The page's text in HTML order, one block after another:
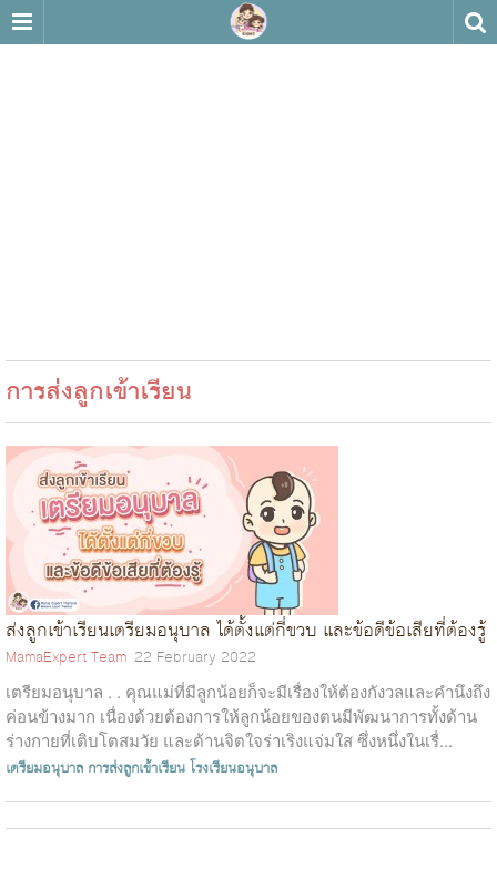
การส่งลูกเข้าเรียน
ส่งลูกเข้าเรียนเตรียมอนุบาล ได้ตั้งแต่กี่ขวบ และข้อดีข้อเสียที่ต้องรู้
MamaExpert Team 22 February 2022
เตรียมอนุบาล . . คุณแม่ที่มีลูกน้อยก็จะมีเรื่องให้ต้องกังวลและคำนึงถึง
ค่อนข้างมาก เนื่องด้วยต้องการให้ลูกน้อยของตนมีพัฒนาการทั้งด้าน
ร่างกายที่เติบโตสมวัย และด้านจิตใจร่าเริงแจ่มใส ซึ่งหนึ่งในเรื่...
เตรียมอนุบาล การส่งลูกเข้าเรียนโรงเรียนอนุบาล